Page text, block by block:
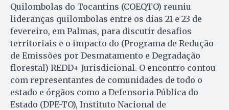
Quilombolas do Tocantins (COEQTO) reuniu
lideranças quilombolas entre os dias 21 e 23 de
fevereiro, em Palmas, para discutir desafios
territoriais e o impacto do (Programa de Redução
de Emissões por Desmatamento e Degradação
florestal) REDD+ Jurisdicional. O encontro contou
com representantes de comunidades de todo o
estado e órgãos como a Defensoria Pública do
Estado (DPE-TO), Instituto Nacional de